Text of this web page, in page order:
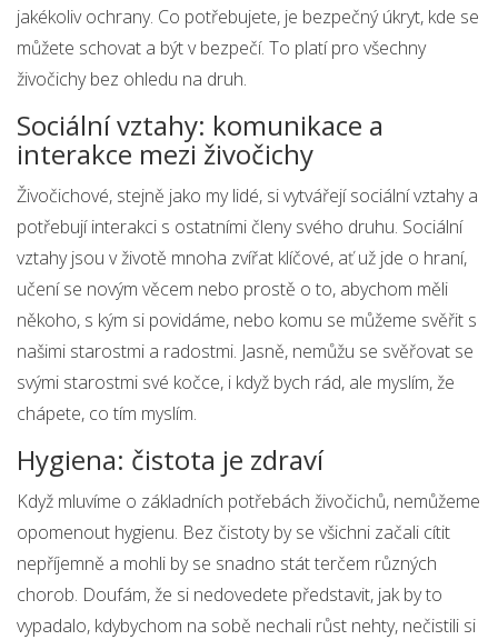
jakékoliv ochrany. Co potřebujete, je bezpečný úkryt, kde se
můžete schovat a být v bezpečí. To platí pro všechny
živočichy bez ohledu na druh.
Sociální vztahy: komunikace a
interakce mezi živočichy
Živočichové, stejně jako my lidé, si vytvářejí sociální vztahy a
potřebují interakci s ostatními členy svého druhu. Sociální
vztahy jsou v životě mnoha zvířat klíčové, ať už jde o hraní,
učení se novým věcem nebo prostě o to, abychom měli
někoho, s kým si povidáme, nebo komu se můžeme svěřit s
našimi starostmi a radostmi. Jasně, nemůžu se svěřovat se
svými starostmi své kočce, i když bych rád, ale myslím, že
chápete, co tím myslím.
Hygiena: čistota je zdraví
Když mluvíme o základních potřebách živočichů, nemůžeme
opomenout hygienu. Bez čistoty by se všichni začali cítit
nepříjemně a mohli by se snadno stát terčem různých
chorob. Doufám, že si nedovedete představit, jak by to
vypadalo, kdybychom na sobě nechali růst nehty, nečistili si